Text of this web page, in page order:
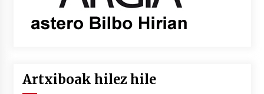
Artxiboak hilez hile